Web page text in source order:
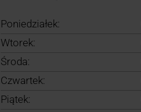
Poniedziałek:
Wtorek:
Środa:
Czwartek:
Piątek: